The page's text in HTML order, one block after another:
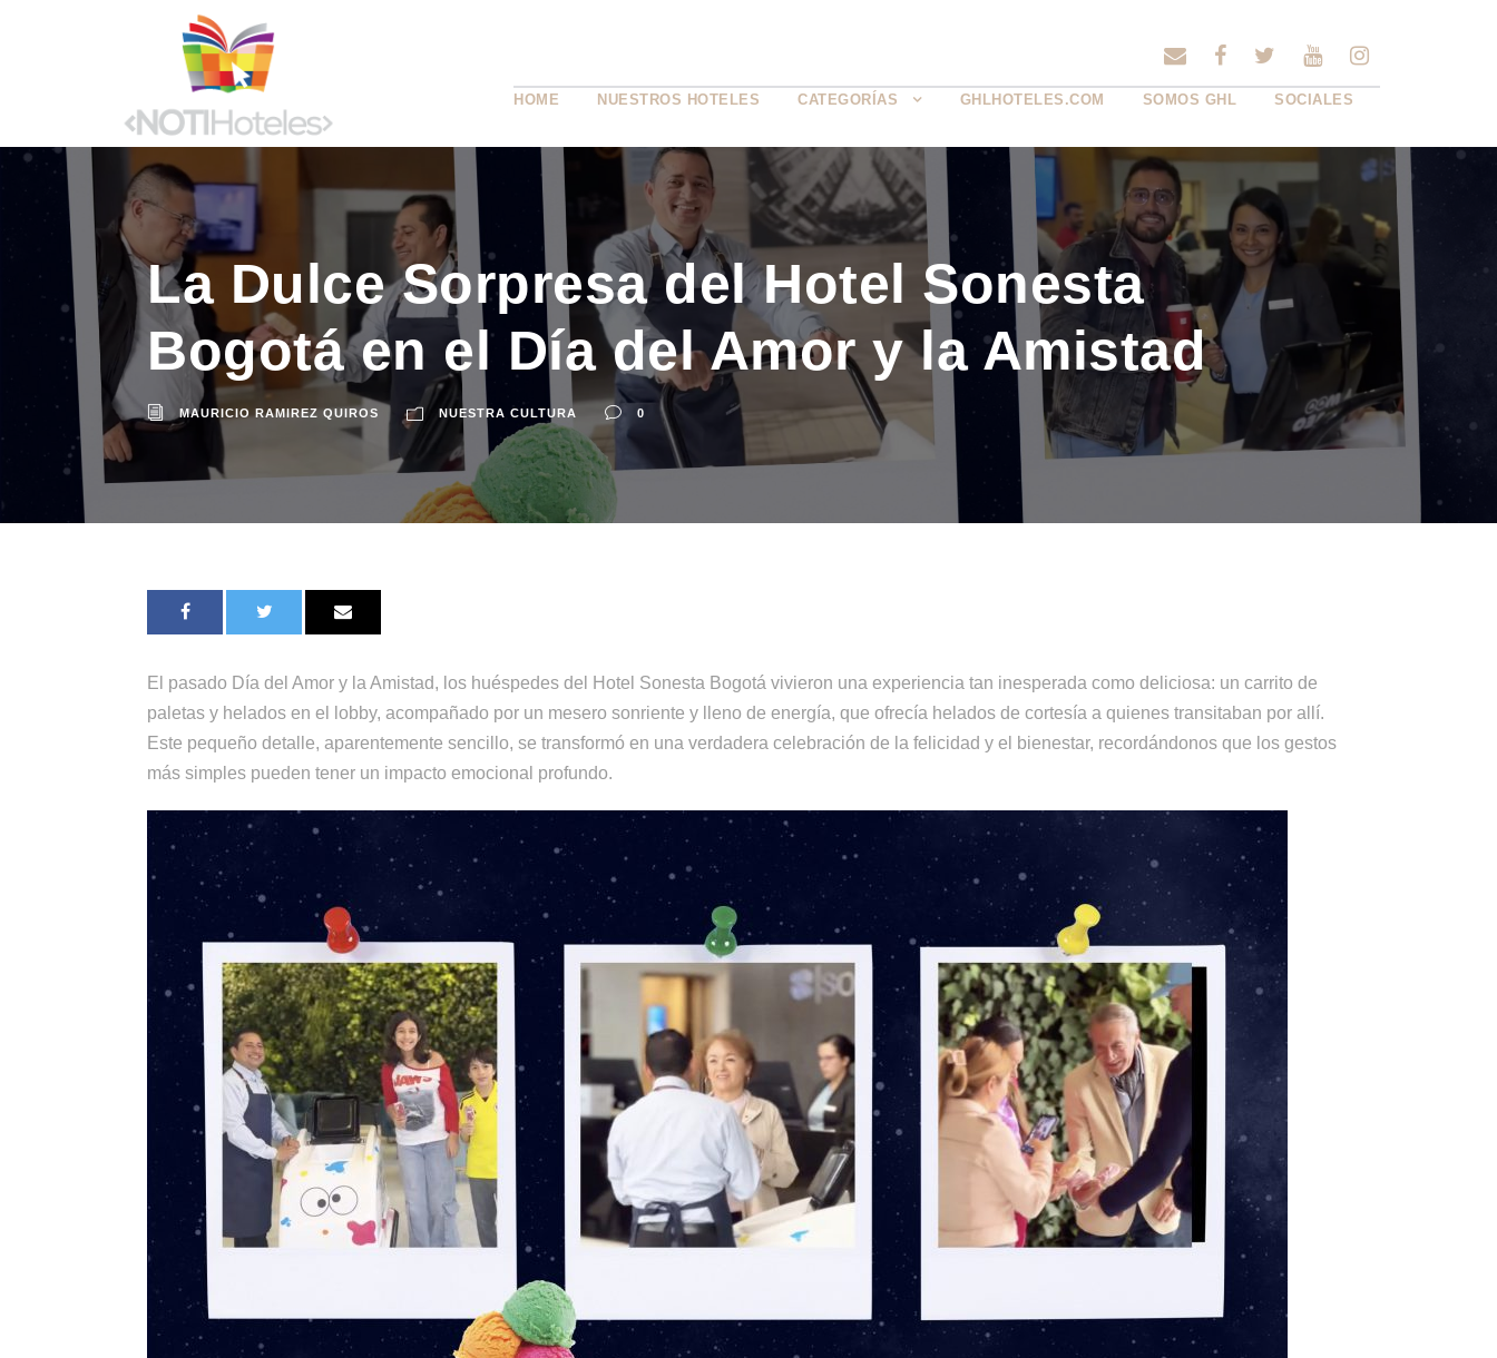
HOME NUESTROS HOTELES CATEGORÍAS GHLHOTELES.COM SOMOS GHL SOCIALES
La Dulce Sorpresa del Hotel Sonesta
Bogotá en el Día del Amor y la Amistad
MAURICIO RAMIREZ QUIROS NUESTRA CULTURA 0
El pasado Día del Amor y la Amistad, los huéspedes del Hotel Sonesta Bogotá vivieron una experiencia tan inesperada como deliciosa: un carrito de
paletas y helados en el lobby, acompañado por un mesero sonriente y lleno de energía, que ofrecía helados de cortesía a quienes transitaban por allí.
Este pequeño detalle, aparentemente sencillo, se transformó en una verdadera celebración de la felicidad y el bienestar, recordándonos que los gestos
más simples pueden tener un impacto emocional profundo.